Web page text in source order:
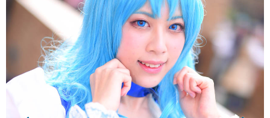
チャンネル
マンガ
ニコニコQ